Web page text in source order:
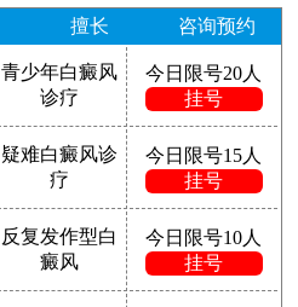
擅长 咨询预约
青少年白癜风
诊疗
今日限号20人
挂号
疑难白癜风诊
疗
今日限号15人
挂号
反复发作型白
癜风
今日限号10人
挂号